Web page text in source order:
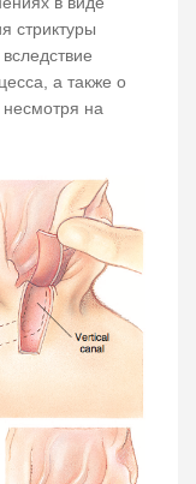
стриктуры
а также о
на